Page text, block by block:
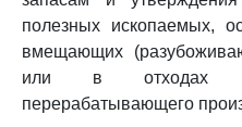
полезных ископаемых,
вмещающих
или в отходах
перерабатывающего